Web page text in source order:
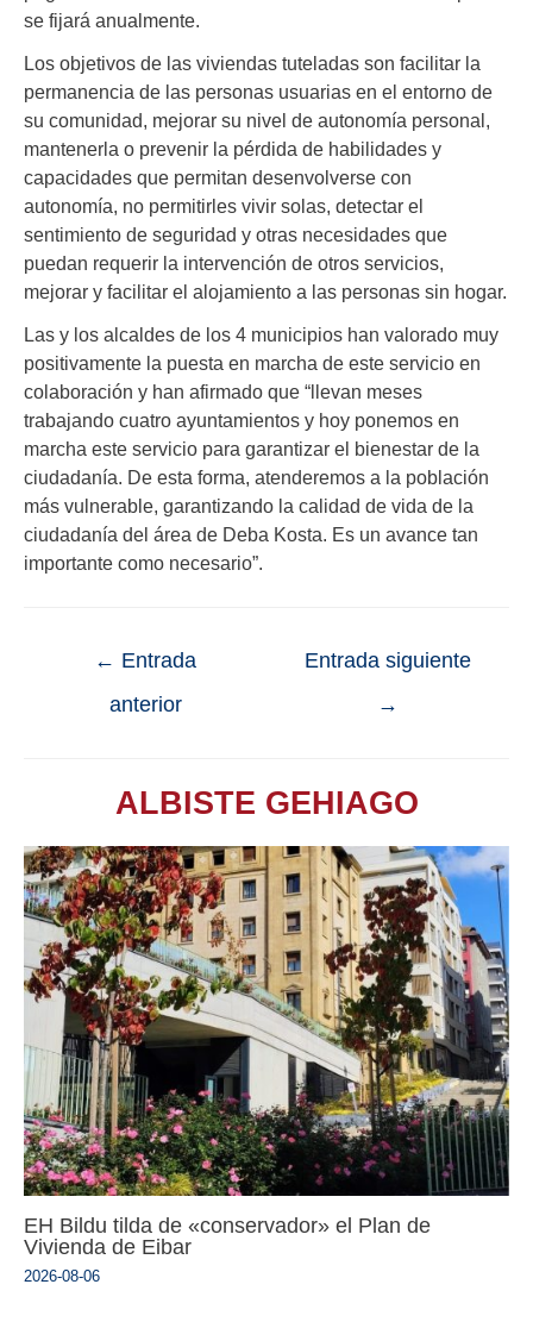
se fijará anualmente.
Los objetivos de las viviendas tuteladas son facilitar la
permanencia de las personas usuarias en el entorno de
su comunidad, mejorar su nivel de autonomía personal,
mantenerla o prevenir la pérdida de habilidades y
capacidades que permitan desenvolverse con
autonomía, no permitirles vivir solas, detectar el
sentimiento de seguridad y otras necesidades que
puedan requerir la intervención de otros servicios,
mejorar y facilitar el alojamiento a las personas sin hogar.
Las y los alcaldes de los 4 municipios han valorado muy
positivamente la puesta en marcha de este servicio en
colaboración y han afirmado que “llevan meses
trabajando cuatro ayuntamientos y hoy ponemos en
marcha este servicio para garantizar el bienestar de la
ciudadanía. De esta forma, atenderemos a la población
más vulnerable, garantizando la calidad de vida de la
ciudadanía del área de Deba Kosta. Es un avance tan
importante como necesario”.
← Entrada
anterior
Entrada siguiente
→
ALBISTE GEHIAGO
EH Bildu tilda de «conservador» el Plan de
Vivienda de Eibar
2026-08-06